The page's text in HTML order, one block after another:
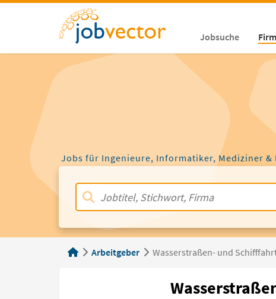
Jobsuche
Jobs für Ingenieure, Informatiker, Mediziner &
Arbeitgeber Wasserstraßen- und